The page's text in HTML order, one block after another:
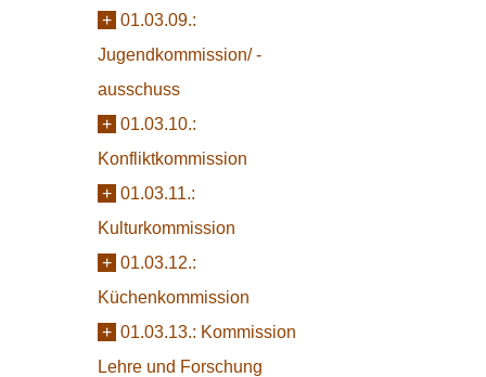
+ 01.03.09.:
Jugendkommission/ -
ausschuss
+ 01.03.10.:
Konfliktkommission
+ 01.03.11.:
Kulturkommission
+ 01.03.12.:
Küchenkommission
+ 01.03.13.: Kommission
Lehre und Forschung